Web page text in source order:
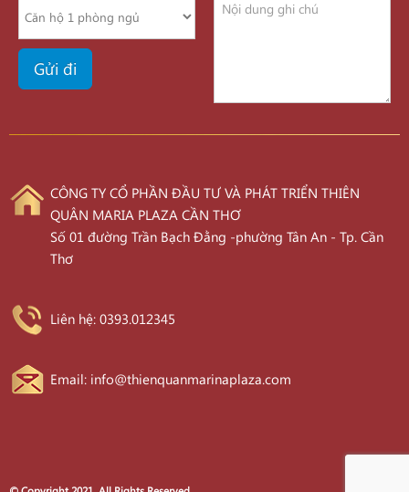
CÔNG TY CỔ PHẦN ĐẦU TƯ VÀ PHÁT TRIỂN THIÊN
QUÂN MARIA PLAZA CẦN THƠ
Số 01 đường Trần Bạch Đằng -phường Tân An - Tp. Cần
Thơ
Liên hệ: 0393.012345
Email: info@thienquanmarinaplaza.com